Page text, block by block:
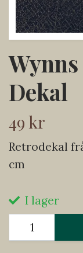
Dekal
49 kr
Retrodekal
cm
I lager